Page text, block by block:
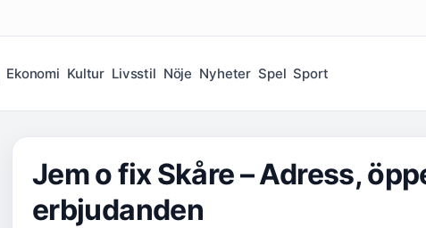
Ekonomi Kultur Livsstil Nöje Nyheter Spel Sport
Jem o fix Skåre – Adress,
erbjudanden